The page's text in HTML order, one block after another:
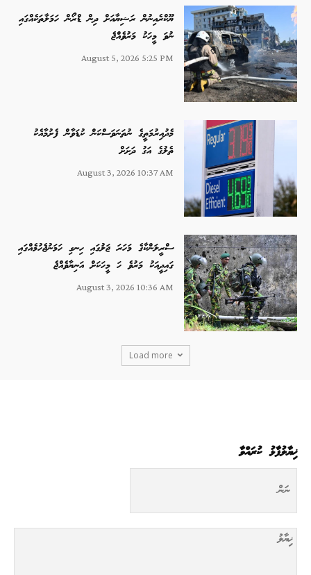
ޔޫކްރެއިނުން ރަޝިޔާއަށް ދިން ޑްރޯން ހަމަލާތަކެއްގައި
ނުވަ މީހަކު މަރުވެއްޖެ
August 5, 2026 5:25 PM
މެދުއިރުމަތީގެ ނުތަނަވަސްކަން ކުޑަވާން ފެށުމާއެކު
ތެލުގެ އަގު ދަށަށް
August 3, 2026 10:37 AM
ސްރީލަންކާގެ މަހަރަ ޖަލުގައި ހިނގި ހަމަނުޖެހުމެއްގައި
ގައިދީއަކު މަރުވެ ހަ މީހަކަށް އަނިޔާވެއްޖެ
August 3, 2026 10:36 AM
Load more
ޚިޔާލުފާޅު ކުރައްވާ